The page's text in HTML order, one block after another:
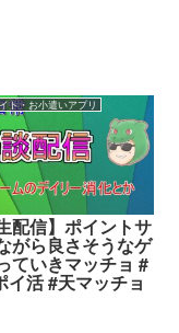
ト・お小遣いアプリ
配信】ポイントサ
がら良さそうなゲ
ていきマッチョ #
イ活 #天マッチョ